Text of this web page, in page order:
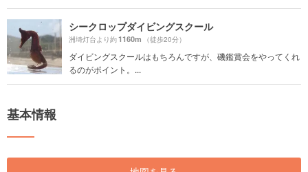
シークロップダイビングスクール
洲埼灯台より約1160m （徒歩20分）
ダイビングスクールはもちろんですが、磯鑑賞会をやってくれ
るのがポイント。...
基本情報